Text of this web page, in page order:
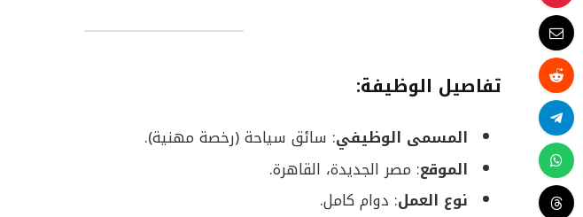
تفاصيل الوظيفة:
المسمى الوظيفي: سائق سياحة (رخصة مهنية).
الموقع: مصر الجديدة، القاهرة.
نوع العمل: دوام كامل.